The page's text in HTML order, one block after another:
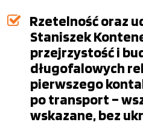
Rzetelność oraz
Staniszek
przejrzystość i
długofalowych
pierwszego
po transport –
wskazane, bez